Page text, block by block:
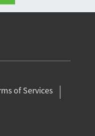
of Services